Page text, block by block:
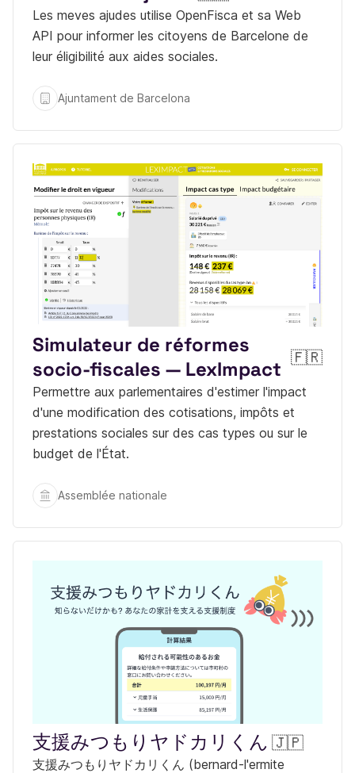
Les meves ajudes utilise OpenFisca et sa Web
API pour informer les citoyens de Barcelone de
leur éligibilité aux aides sociales.
Ajuntament de Barcelona
Simulateur de réformes
socio-fiscales — LexImpact
Permettre aux parlementaires d'estimer l'impact
d'une modification des cotisations, impôts et
prestations sociales sur des cas types ou sur le
budget de l'État.
Assemblée nationale
支援みつもりヤドカリくん
支援みつもりヤドカリくん (bernard-l'ermite